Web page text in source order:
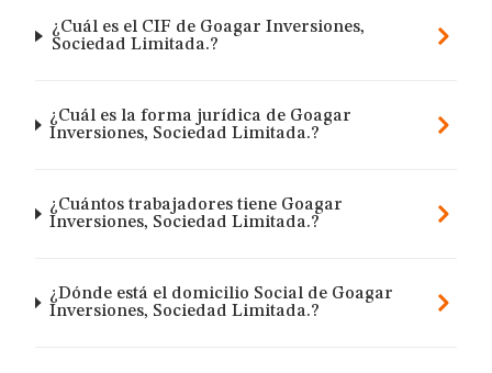
¿Cuál es el CIF de Goagar Inversiones,
Sociedad Limitada.?
¿Cuál es la forma jurídica de Goagar
Inversiones, Sociedad Limitada.?
¿Cuántos trabajadores tiene Goagar
Inversiones, Sociedad Limitada.?
¿Dónde está el domicilio Social de Goagar
Inversiones, Sociedad Limitada.?